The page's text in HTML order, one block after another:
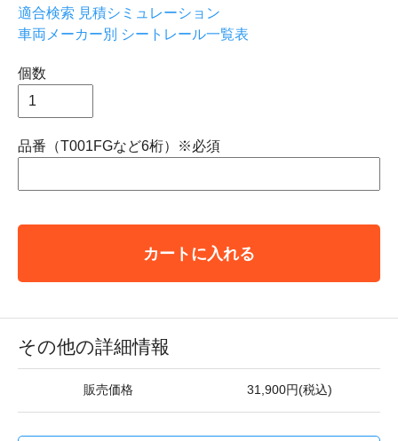
適合検索 見積シミュレーション
車両メーカー別 シートレール一覧表
個数
品番（T001FGなど6桁）※必須
カートに入れる
その他の詳細情報
販売価格 31,900円(税込)